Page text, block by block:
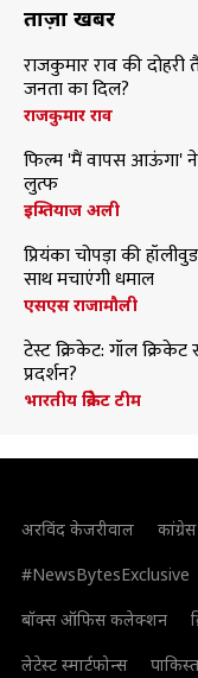
ताज़ा खबरें
राजकुमार राव की
जनता का दिल?
राजकुमार राव
फिल्म 'मैं वापस आऊंगा'
लुत्फ
इम्तियाज अली
प्रियंका चोपड़ा की
साथ मचाएंगी धमाल
एसएस राजामौली
टेस्ट क्रिकेट: गॉल
प्रदर्शन?
भारतीय क्रिकेट टीम
अरविंद केजरीवाल
#NewsBytesExclusive
बॉक्स ऑफिस कलेक्शन
लेटेस्ट स्मार्टफोन्स